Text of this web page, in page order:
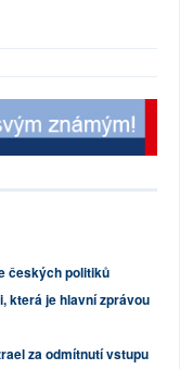
českých politiků
která je hlavní zprávou
za odmítnutí vstupu